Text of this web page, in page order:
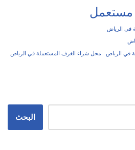
مستعمل
في الرياض
في الرياض
محل شراء الغرف المستعملة في الرياض
البحث